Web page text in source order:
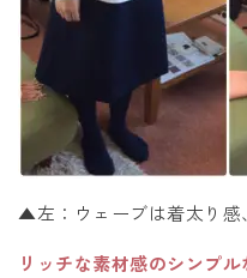
▲左：ウェーブは着太り感
リッチな素材感のシンプル